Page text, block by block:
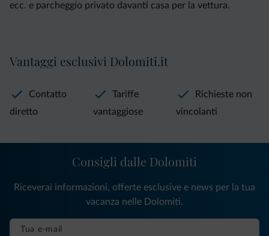
ecc. e parcheggio privato davanti casa per la vettura.
Vantaggi esclusivi Dolomiti.it
Contatto
diretto
Tariffe
vantaggiose
Richieste non
vincolanti
Consigli dalle Dolomiti
Riceverai informazioni, offerte esclusive e news per la tua
vacanza nelle Dolomiti.